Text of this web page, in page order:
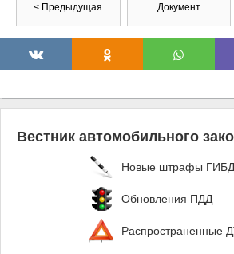
< Предыдущая Документ
Вестник автомобильного
Новые штрафы
Обновления ПДД
Распространенные